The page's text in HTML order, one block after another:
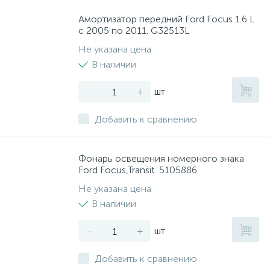
Амортизатор передний Ford Focus 1.6 L
с 2005 по 2011. G32513L
Не указана цена
В наличии
- + шт
Добавить к сравнению
Фонарь освещения номерного знака
Ford Focus,Transit. 5105886
Не указана цена
В наличии
- + шт
Добавить к сравнению